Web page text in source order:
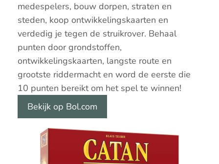
medespelers, bouw dorpen, straten en
steden, koop ontwikkelingskaarten en
verdedig je tegen de struikrover. Behaal
punten door grondstoffen,
ontwikkelingskaarten, langste route en
grootste riddermacht en word de eerste die
10 punten bereikt om het spel te winnen!
Bekijk op Bol.com